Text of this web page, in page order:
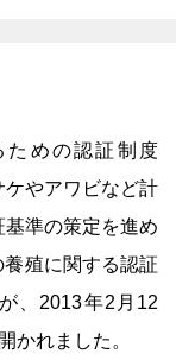
ための認証制度
ケやアワビなど計
準の策定を進め
殖に関する認証
、2013年2月12
かれました。